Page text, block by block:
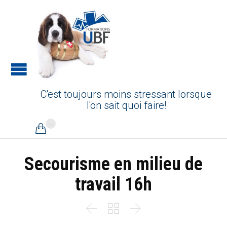
C'est toujours moins stressant lorsque
l'on sait quoi faire!

Secourisme en milieu de
travail 16h
  